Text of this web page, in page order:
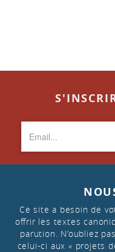
Ce site a besoin de
offrir les textes
parution. N’oubliez
celui-ci aux « projets